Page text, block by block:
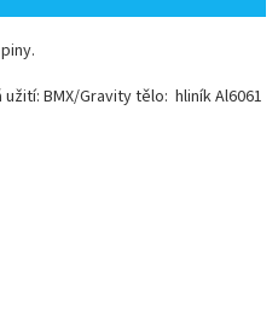
BMX/Gravity tělo: hliník Al6061